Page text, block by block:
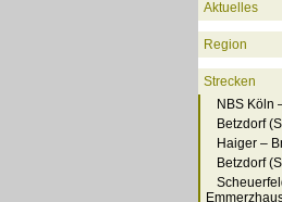
Aktuelles
Region
Strecken
NBS Köln
Betzdorf
Haiger –
Betzdorf